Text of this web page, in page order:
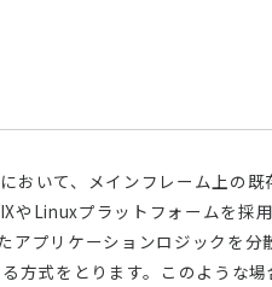
いて、メインフレーム上の既
Linuxプラットフォームを採
プリケーションロジックを分
式をとります。このような